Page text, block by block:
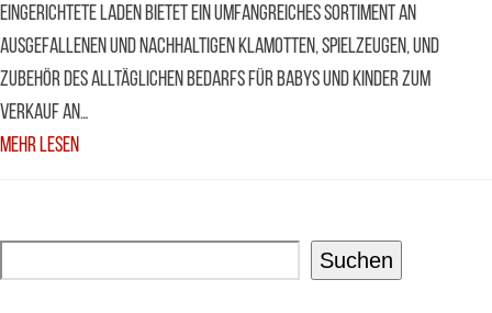
eingerichtete Laden bietet ein umfangreiches Sortiment an
ausgefallenen und nachhaltigen Klamotten, Spielzeugen, und
Zubehör des alltäglichen Bedarfs für Babys und Kinder zum
Verkauf an…
Mehr Lesen
Suchen